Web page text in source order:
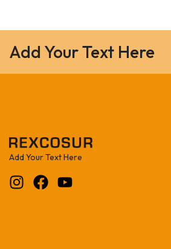
Add Your Text Here
Add Your Text Here